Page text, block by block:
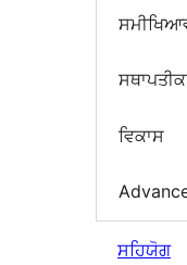
ਵਿਕਾਸ
ਸਹਿਯੋਗ